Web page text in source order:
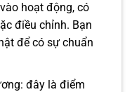
hoạt động, có
điều chỉnh. Bạn
để có sự chuẩn
đây là điểm